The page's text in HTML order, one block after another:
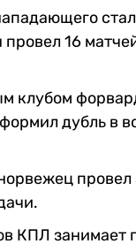
16
клубом
дубль в
провел
КПЛ занимает